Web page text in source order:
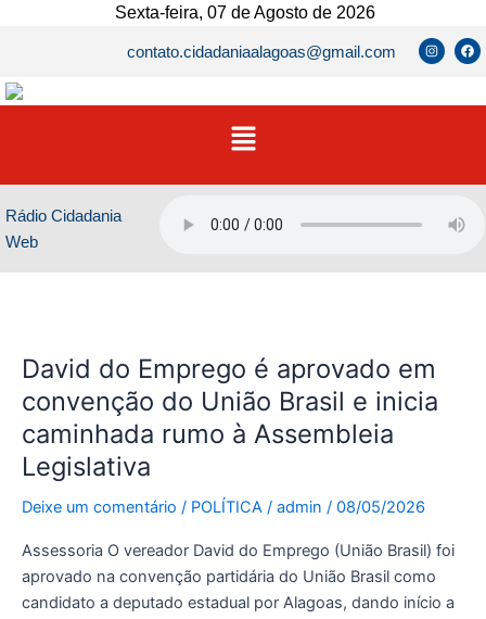
Sexta-feira, 07 de Agosto de 2026
conteúdo
contato.cidadaniaalagoas@gmail.com
I
n
s
g
F
a
c
o
Menu
Rádio Cidadania
Web
David do Emprego é aprovado em
convenção do União Brasil e inicia
caminhada rumo à Assembleia
Legislativa
Deixe um comentário / POLÍTICA / admin / 08/05/2026
Assessoria O vereador David do Emprego (União Brasil) foi
aprovado na convenção partidária do União Brasil como
candidato a deputado estadual por Alagoas, dando início a
do
Emprego
aprovado
em
convenção
União
Brasil
e